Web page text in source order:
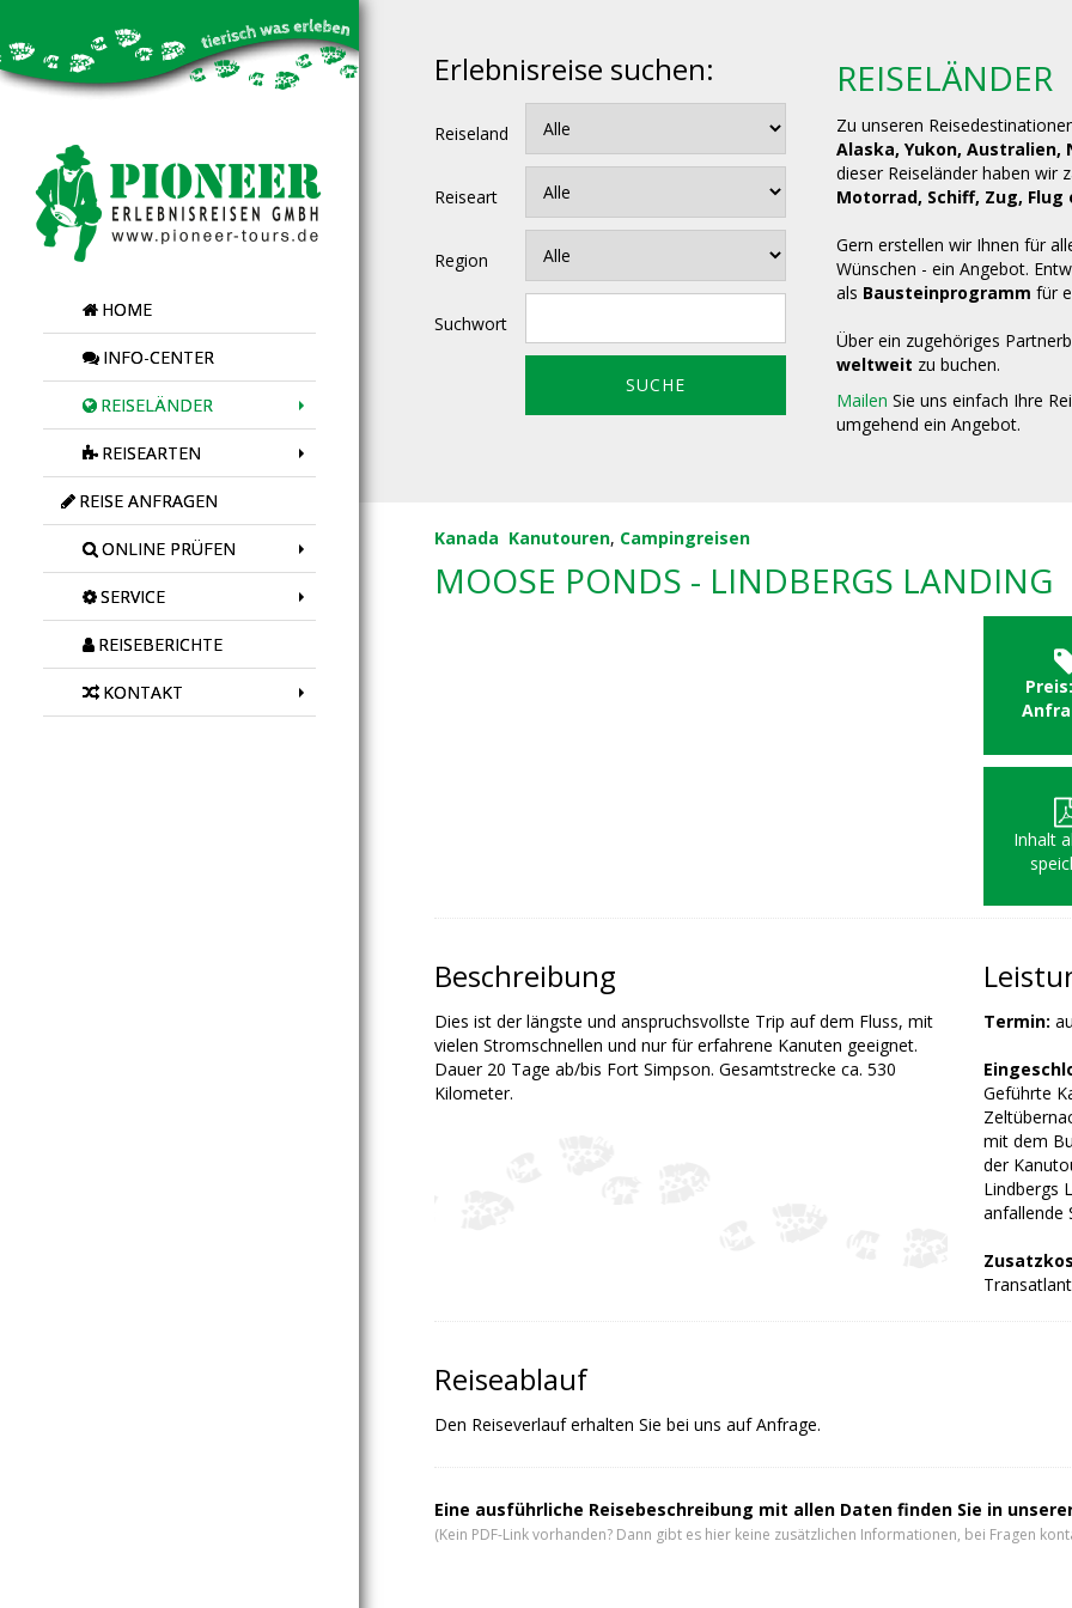
HOME
INFO-CENTER
REISELÄNDER
REISEARTEN
REISE ANFRAGEN
ONLINE PRÜFEN
SERVICE
REISEBERICHTE
KONTAKT
Erlebnisreise suchen:
Reiseland
Reiseart
Region
Suchwort
REISELÄNDER
Zu unseren
Alaska, Yukon, Australien,
dieser Reiseländer haben wir
Motorrad, Schiff, Zug,
Gern erstellen wir Ihnen für
Wünschen - ein Angebot.
als Bausteinprogramm für
Über ein zugehöriges
weltweit zu buchen.
Mailen Sie uns einfach Ihre
umgehend ein Angebot.
Kanada Kanutouren, Campingreisen
MOOSE PONDS - LINDBERGS LANDING
Inhalt
Beschreibung
Dies ist der längste und anspruchsvollste Trip auf dem Fluss, mit
vielen Stromschnellen und nur für erfahrene Kanuten geeignet.
Dauer 20 Tage ab/bis Fort Simpson. Gesamtstrecke ca. 530
Kilometer.
Termin:
Geführte
mit dem
der
Lindbergs
anfallende
Reiseablauf
Den Reiseverlauf erhalten Sie bei uns auf Anfrage.
Eine ausführliche Reisebeschreibung mit allen Daten finden Sie in
(Kein PDF-Link vorhanden? Dann gibt es hier keine zusätzlichen Informationen, bei Fragen